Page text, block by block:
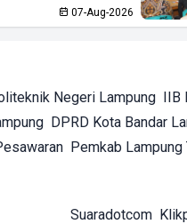
07-Aug-2026
Negeri Lampung IIB
DPRD Kota Bandar
Pemkab Lampung
Suaradotcom